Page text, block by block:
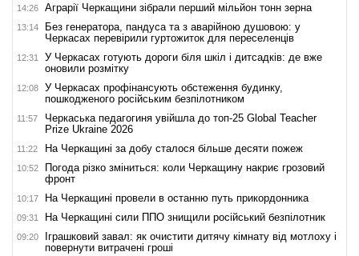
14:26 Аграрії Черкащини зібрали перший мільйон тонн зерна
13:14
Без генератора, пандуса та з аварійною душовою: у
Черкасах перевірили гуртожиток для переселенців
12:31
У Черкасах готують дороги біля шкіл і дитсадків: де вже
оновили розмітку
12:08
У Черкасах профінансують обстеження будинку,
пошкодженого російським безпілотником
11:57
Черкаська педагогиня увійшла до топ-25 Global Teacher
Prize Ukraine 2026
11:22 На Черкащині за добу сталося більше десяти пожеж
10:52
Погода різко зміниться: коли Черкащину накриє грозовий
фронт
10:17 На Черкащині провели в останню путь прикордонника
09:31 На Черкащині сили ППО знищили російський безпілотник
09:20
Іграшковий завал: як очистити дитячу кімнату від мотлоху і
повернути витрачені гроші